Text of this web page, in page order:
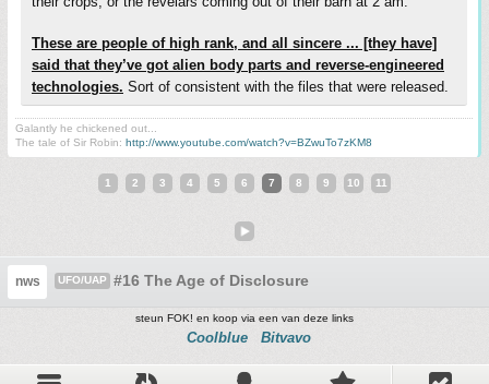
These are people of high rank, and all sincere ... [they have]
said that they’ve got alien body parts and reverse-engineered
technologies. Sort of consistent with the files that were released.
Galantly he chickened out...
The tale of Sir Robin: http://www.youtube.com/watch?v=BZwuTo7zKM8
1 2 3 4 5 6 7 8 9 10 11
nws UFO/UAP #16 The Age of Disclosure
steun FOK! en koop via een van deze links
Coolblue Bitvavo